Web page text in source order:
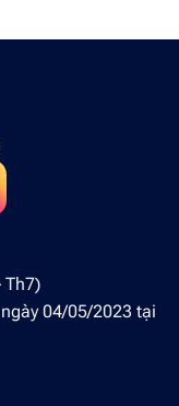
Th7)
04/05/2023 tại